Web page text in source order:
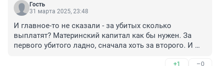
Гость
31 марта 2025, 23:48
И главное-то не сказали - за убитых сколько
выплатят? Материнский капитал как бы нужен. За
первого убитого ладно, сначала хоть за второго. И
+1 –0